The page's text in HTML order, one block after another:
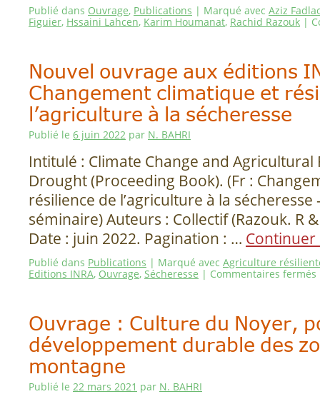
Publié dans Ouvrage, Publications | Marqué avec Aziz
Figuier, Hssaini Lahcen, Karim Houmanat, Rachid Razouk |
Nouvel ouvrage aux éditions
Changement climatique et
l’agriculture à la sécheresse
Publié le 6 juin 2022 par N. BAHRI
Intitulé : Climate Change and Agricultural
Drought (Proceeding Book). (Fr :
résilience de l’agriculture à la sécheresse
séminaire) Auteurs : Collectif (Razouk. R
Date : juin 2022. Pagination : …
Publié dans Publications | Marqué avec Agriculture
Editions INRA, Ouvrage, Sécheresse | Commentaires fermés
Ouvrage : Culture du Noyer,
développement durable des
montagne
Publié le 22 mars 2021 par N. BAHRI